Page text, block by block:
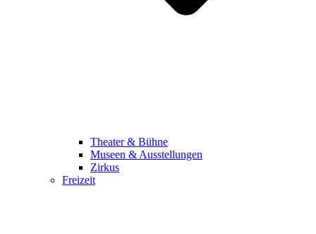
Theater & Bühne
Museen & Ausstellungen
Zirkus
Freizeit